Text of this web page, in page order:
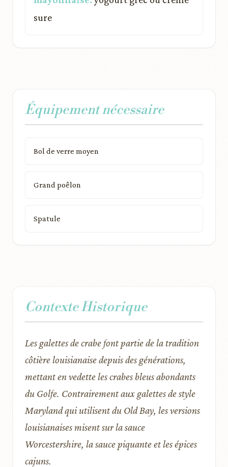
sure
Équipement nécessaire
Bol de verre moyen
Grand poêlon
Spatule
Contexte Historique
Les galettes de crabe font partie de la tradition
côtière louisianaise depuis des générations,
mettant en vedette les crabes bleus abondants
du Golfe. Contrairement aux galettes de style
Maryland qui utilisent du Old Bay, les versions
louisianaises misent sur la sauce
Worcestershire, la sauce piquante et les épices
cajuns.